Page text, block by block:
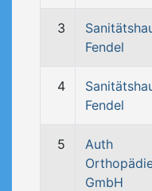
3
Fendel
4
Fendel
5
Auth
GmbH